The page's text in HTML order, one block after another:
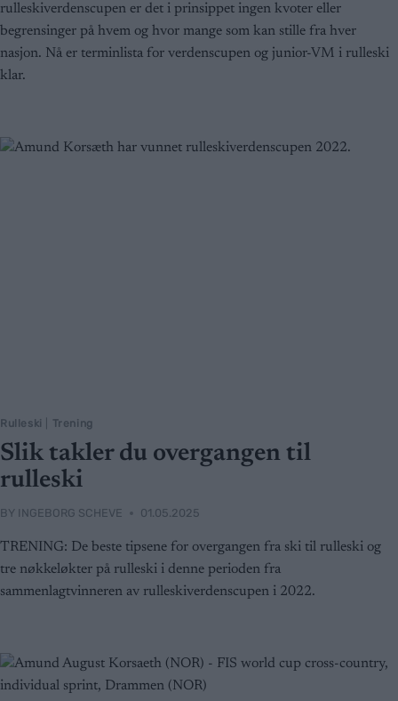
rulleskiverdenscupen er det i prinsippet ingen kvoter eller
begrensinger på hvem og hvor mange som kan stille fra hver
nasjon. Nå er terminlista for verdenscupen og junior-VM i rulleski
klar.
Rulleski Trening
Slik takler du overgangen til
rulleski
BY INGEBORG SCHEVE 01.05.2025
TRENING: De beste tipsene for overgangen fra ski til rulleski og
tre nøkkeløkter på rulleski i denne perioden fra
sammenlagtvinneren av rulleskiverdenscupen i 2022.